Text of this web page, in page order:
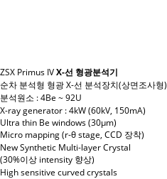
ZSX Primus IVX-선 형광분석기
순차 분석형 형광 X-선 분석장치(상면조사형)
분석원소 : 4Be ~ 92U
X-ray generator : 4kW (60kV, 150mA)
Ultra thin Be windows (30μm)
Micro mapping (r-θ stage, CCD 장착)
New Synthetic Multi-layer Crystal
(30%이상 intensity 향상)
High sensitive curved crystals